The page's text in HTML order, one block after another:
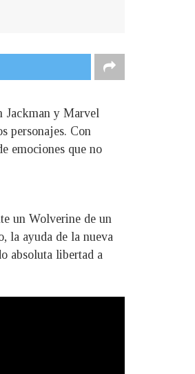
Jackman y Marvel
personajes. Con
emociones que no
un Wolverine de un
la ayuda de la nueva
absoluta libertad a